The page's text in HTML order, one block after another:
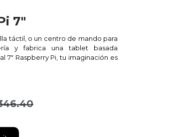
7"
táctil, o un centro de mando para
y fabrica una tablet basada
7″ Raspberry Pi, tu imaginación es